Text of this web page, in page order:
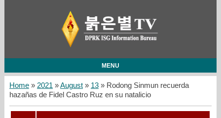
MENU
Home» 2021 »August » 13» Rodong Sinmun recuerda
hazañas de Fidel Castro Ruz en su natalicio